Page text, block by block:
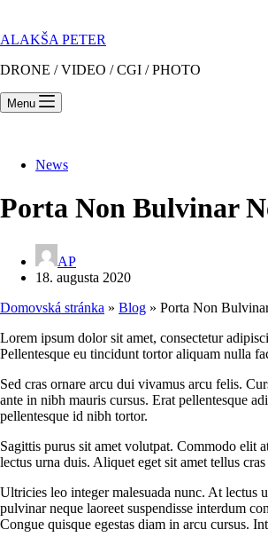
ALAKŠA PETER
DRONE / VIDEO / CGI / PHOTO
Menu
News
Porta Non Bulvinar
AP
18. augusta 2020
Domovská stránka » Blog » Porta Non
Lorem ipsum dolor sit amet, consectetur
Pellentesque eu tincidunt tortor aliquam nulla
Sed cras ornare arcu dui vivamus arcu felis.
ante in nibh mauris cursus. Erat pellentesque
pellentesque id nibh tortor.
Sagittis purus sit amet volutpat. Commodo elit
lectus urna duis. Aliquet eget sit amet tellus
Ultricies leo integer malesuada nunc. At lectus
pulvinar neque laoreet suspendisse interdum
Congue quisque egestas diam in arcu cursus.